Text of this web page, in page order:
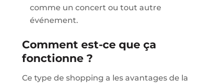
comme un concert ou tout autre
événement.
Comment est-ce que ça
fonctionne ?
Ce type de shopping a les avantages de la